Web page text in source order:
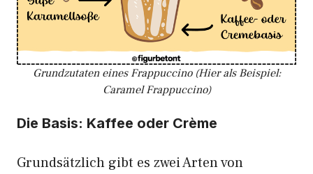
Grundzutaten eines Frappuccino (Hier als Beispiel:
Caramel Frappuccino)
Die Basis: Kaffee oder Crème
Grundsätzlich gibt es zwei Arten von